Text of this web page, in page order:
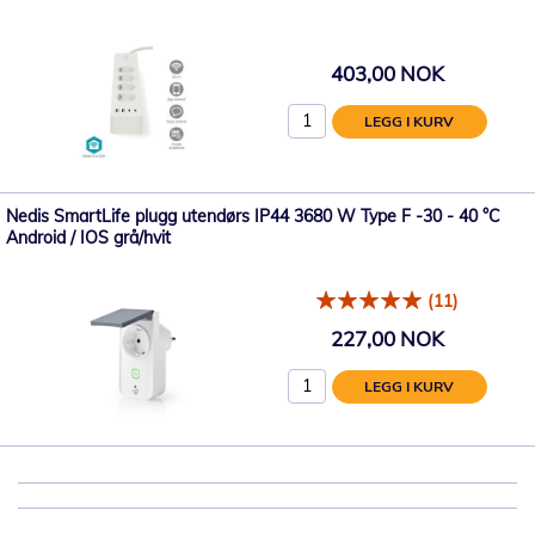
403,00 NOK
LEGG I KURV
Nedis SmartLife plugg utendørs IP44 3680 W Type F -30 - 40 °C
Android / IOS grå/hvit
(11)
227,00 NOK
LEGG I KURV